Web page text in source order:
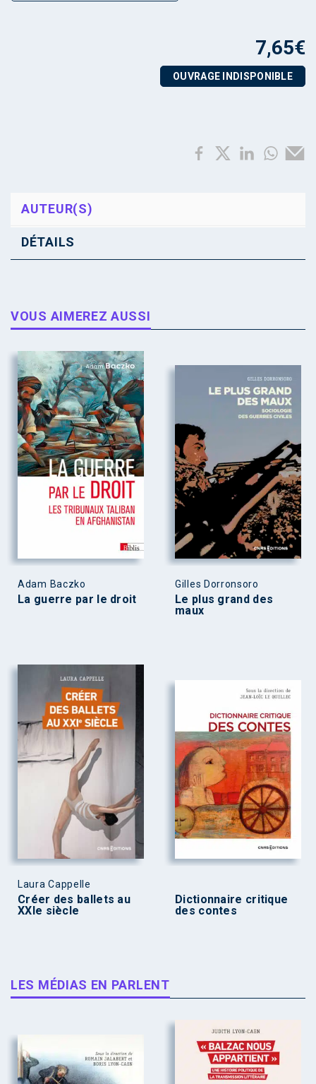
7,65€
OUVRAGE INDISPONIBLE
AUTEUR(S)
DÉTAILS
VOUS AIMEREZ AUSSI
Adam Baczko
La guerre par le droit
Gilles Dorronsoro
Le plus grand des
maux
Laura Cappelle
Créer des ballets au
XXIe siècle
Dictionnaire critique
des contes
LES MÉDIAS EN PARLENT